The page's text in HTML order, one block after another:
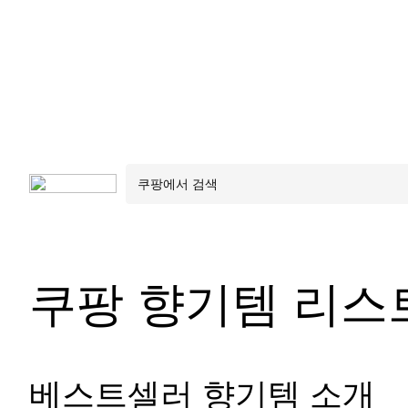
쿠팡 향기템 리스
베스트셀러 향기템 소개